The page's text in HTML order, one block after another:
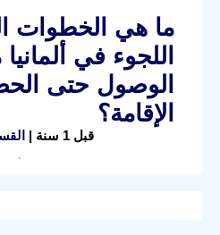
ما هي الخطوات
اللجوء في
الوصول حتى
الإقامة؟
قبل 1 سنة |